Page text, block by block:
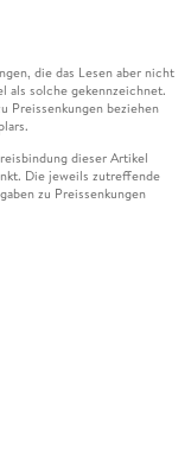
die das Lesen aber nicht
als solche gekennzeichnet.
Preissenkungen beziehen
dieser Artikel
Die jeweils zutreffende
zu Preissenkungen